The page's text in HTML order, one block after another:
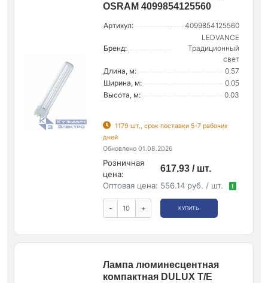
OSRAM 4099854125560
Артикул: 4099854125560
Бренд:
LEDVANCE
Традиционный
свет
Длина, м:
0.57
Ширина, м:
0.05
Высота, м:
0.03
1179 шт., срок поставки 5-7 рабочих
дней
Обновлено 01.08.2026
Розничная
цена:
617.93 / шт.
Оптовая цена: 556.14 руб. / шт. !
- + КУПИТЬ
Лампа люминесцентная
компактная DULUX T/E